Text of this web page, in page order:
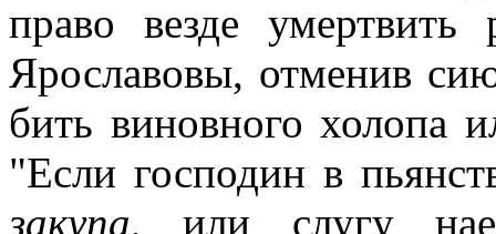
право везде
Ярославовы, отменив
бить виновного холопа
"Если господин в
закупа, или слугу